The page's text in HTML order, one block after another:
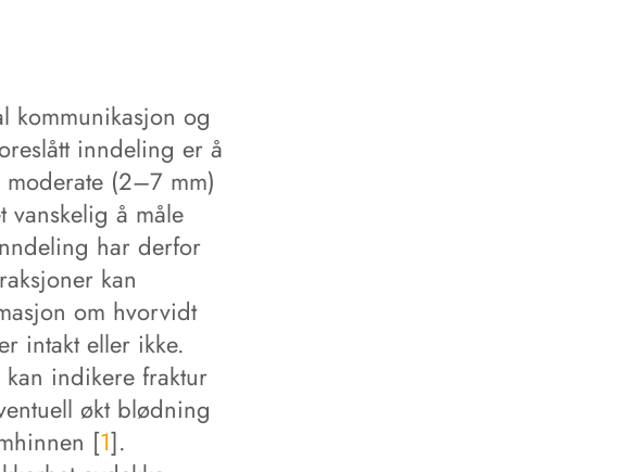
kommunikasjon og
inndeling er å
(2–7 mm)
å måle
har derfor
kan
om hvorvidt
intakt eller ikke.
kan indikere fraktur
økt blødning
[1].